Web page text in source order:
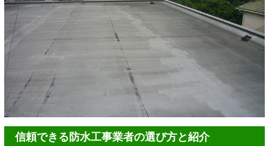
信頼できる防水工事業者の選び方と紹介